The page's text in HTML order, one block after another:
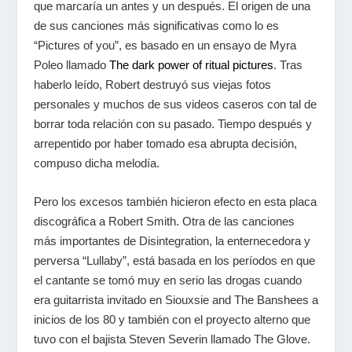
que marcaría un antes y un después. El origen de una
de sus canciones más significativas como lo es
“Pictures of you”, es basado en un ensayo de Myra
Poleo llamado The dark power of ritual pictures. Tras
haberlo leído, Robert destruyó sus viejas fotos
personales y muchos de sus videos caseros con tal de
borrar toda relación con su pasado. Tiempo después y
arrepentido por haber tomado esa abrupta decisión,
compuso dicha melodía.
Pero los excesos también hicieron efecto en esta placa
discográfica a Robert Smith. Otra de las canciones
más importantes de Disintegration, la enternecedora y
perversa “Lullaby”, está basada en los períodos en que
el cantante se tomó muy en serio las drogas cuando
era guitarrista invitado en Siouxsie and The Banshees a
inicios de los 80 y también con el proyecto alterno que
tuvo con el bajista Steven Severin llamado The Glove.